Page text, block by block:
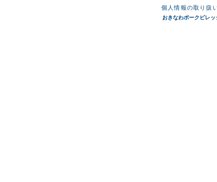
個人情報の取り扱
おきなわポークビレ